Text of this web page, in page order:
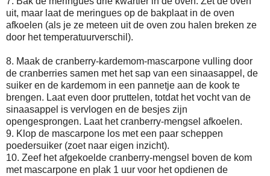
uit, maar laat de meringues op de bakplaat in de oven
afkoelen (als je ze meteen uit de oven zou halen breken ze
door het temperatuurverschil).
8. Maak de cranberry-kardemom-mascarpone vulling door
de cranberries samen met het sap van een sinaasappel, de
suiker en de kardemom in een pannetje aan de kook te
brengen. Laat even door pruttelen, totdat het vocht van de
sinaasappel is vervlogen en de besjes zijn
opengesprongen. Laat het cranberry-mengsel afkoelen.
9. Klop de mascarpone los met een paar scheppen
poedersuiker (zoet naar eigen inzicht).
10. Zeef het afgekoelde cranberry-mengsel boven de kom
met mascarpone en plak 1 uur voor het opdienen de